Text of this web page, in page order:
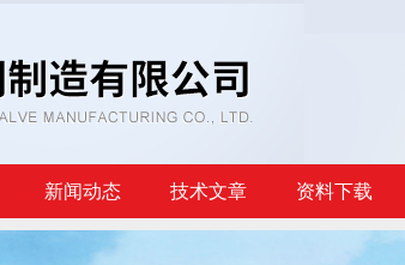
新闻动态 技术文章 资料下载